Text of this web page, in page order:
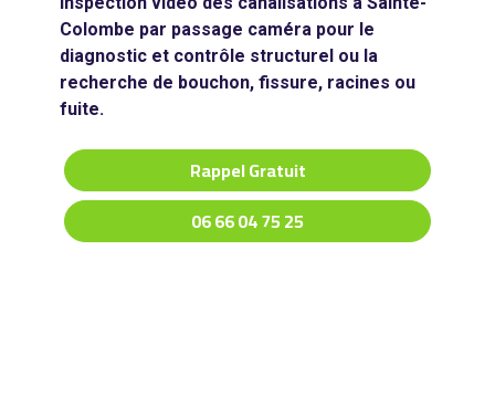
Colombe par passage caméra pour le
diagnostic et contrôle structurel ou la
recherche de bouchon, fissure, racines ou
fuite.
Rappel Gratuit
06 66 04 75 25